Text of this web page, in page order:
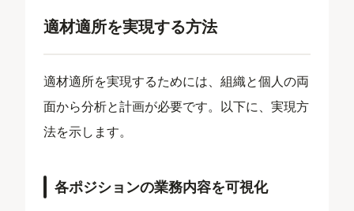
適材適所を実現する方法
適材適所を実現するためには、組織と個人の両
面から分析と計画が必要です。以下に、実現方
法を示します。
各ポジションの業務内容を可視化